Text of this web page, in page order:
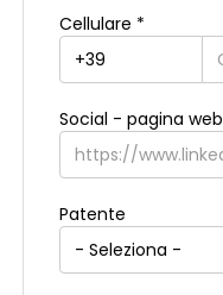
Cellulare *
Social - pagina web
Patente